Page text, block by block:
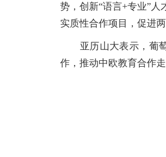
势，创新“语言+专业”
实质性合作项目，促进
亚历山大表示，葡萄
作，推动中欧教育合作走